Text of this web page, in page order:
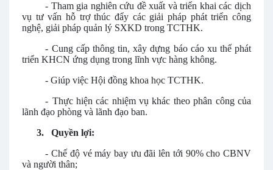
- Tham gia nghiên cứu đề xuất và triển khai các dịch
vụ tư vấn hỗ trợ thúc đẩy các giải pháp phát triển công
nghệ, giải pháp quản lý SXKD trong TCTHK.
- Cung cấp thông tin, xây dựng báo cáo xu thế phát
triển KHCN ứng dụng trong lĩnh vực hàng không.
- Giúp việc Hội đồng khoa học TCTHK.
- Thực hiện các nhiệm vụ khác theo phân công của
lãnh đạo phòng và lãnh đạo ban.
3.
Quyền lợi:
- Chế độ vé máy bay ưu đãi lên tới 90% cho CBNV
và người thân;